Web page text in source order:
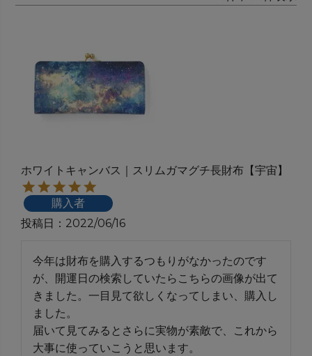
ホワイトキャンバス｜スリムガマグチ長財布【宇宙】
購入者
投稿日
2022/06/16
今年は財布を購入するつもりがなかったのです
が、開運日の検索していたらこちらの画像が出て
きました。一目見て欲しくなってしまい、購入し
ました。
届いて見てみるとさらに実物が素敵で、これから
大事に使っていこうと思います。